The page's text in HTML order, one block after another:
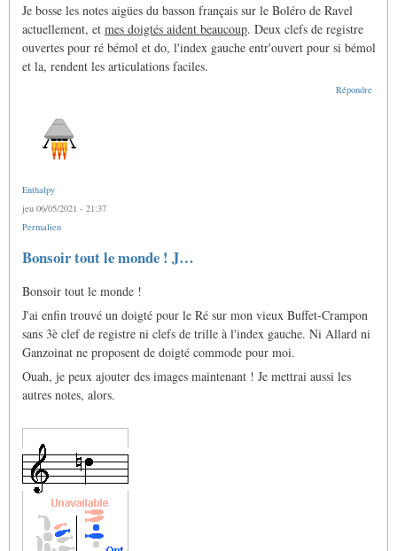
Je bosse les notes aigües du basson français sur le Boléro de Ravel
actuellement, et mes doigtés aident beaucoup. Deux clefs de registre
ouvertes pour ré bémol et do, l'index gauche entr'ouvert pour si bémol
et la, rendent les articulations faciles.
Répondre
Enthalpy
jeu 06/05/2021 - 21:37
Permalien
Bonsoir tout le monde ! J…
Bonsoir tout le monde !
J'ai enfin trouvé un doigté pour le Ré sur mon vieux Buffet-Crampon
sans 3è clef de registre ni clefs de trille à l'index gauche. Ni Allard ni
Ganzoinat ne proposent de doigté commode pour moi.
Ouah, je peux ajouter des images maintenant ! Je mettrai aussi les
autres notes, alors.